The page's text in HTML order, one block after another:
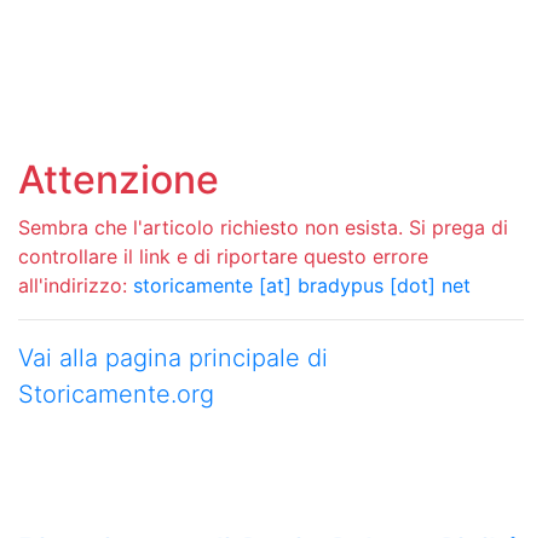
Attenzione
Sembra che l'articolo richiesto non esista. Si prega di
controllare il link e di riportare questo errore
all'indirizzo: storicamente [at] bradypus [dot] net
Vai alla pagina principale di
Storicamente.org